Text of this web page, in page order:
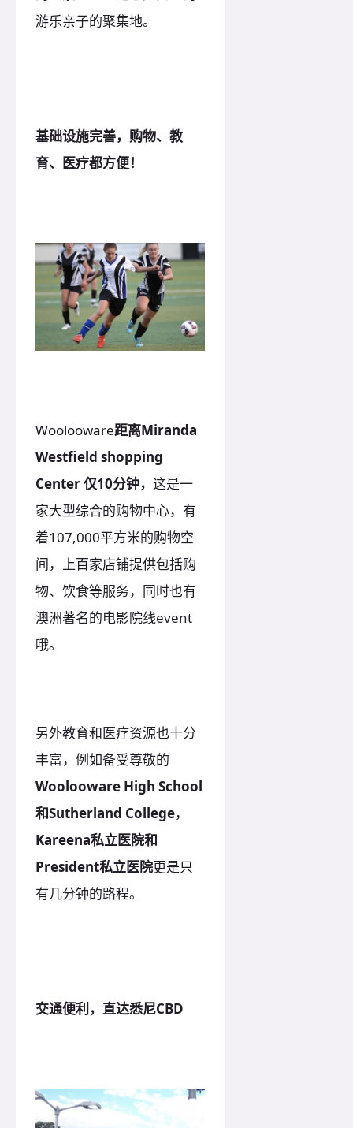
游乐亲子的聚集地。
基础设施完善，购物、教
育、医疗都方便！
Woolooware距离Miranda
Westfield shopping
Center 仅10分钟， 这是一
家大型综合的购物中心，有
着107,000平方米的购物空
间，上百家店铺提供包括购
物、饮食等服务，同时也有
澳洲著名的电影院线event
哦。
另外教育和医疗资源也十分
丰富，例如备受尊敬的
Woolooware High School
和Sutherland College，
Kareena私立医院和
President私立医院更是只
有几分钟的路程。
交通便利，直达悉尼CBD